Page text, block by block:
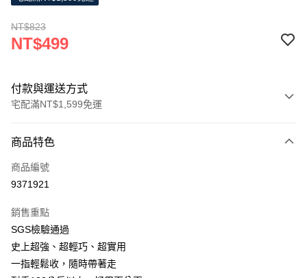
NT$823
NT$499
付款與運送方式
宅配滿NT$1,599免運
信用卡一次付款
LINE Pay
街口支付
悠遊付
商品特色
商品編號
9371921
銷售重點
SGS檢驗通過
史上超強、超輕巧、超實用
一指輕鬆收，隨時帶著走